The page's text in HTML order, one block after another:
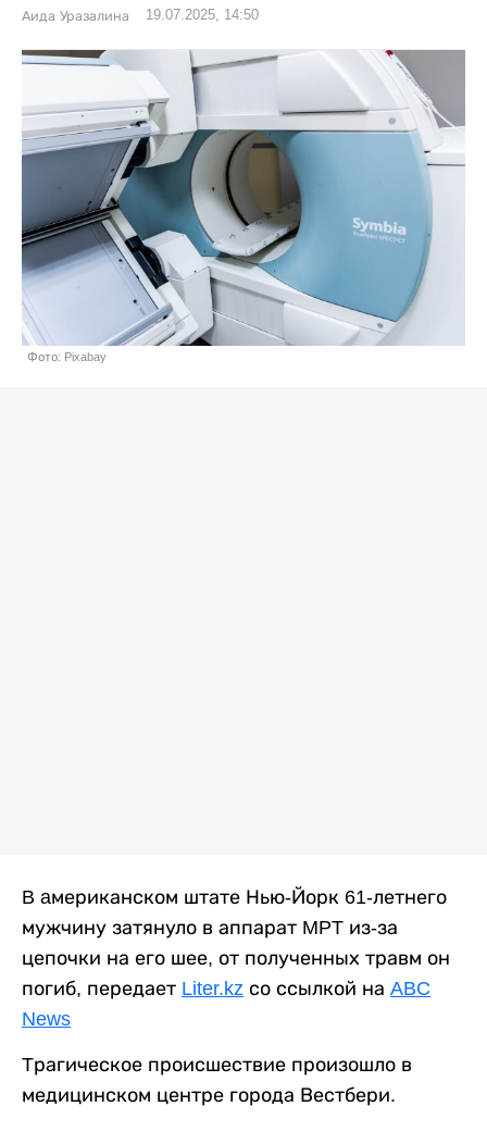
Аида Уразалина 19.07.2025, 14:50
Фото: Pixabay
B aмериканском штате Нью-Йорк 61-летнего
мужчину затянуло в аппарат MPT из-за
цепочки на его шее, от полученных травм он
погиб, передает Liter.kz со ссылкой на ABC
News
Tрагическое происшествие произошло в
медицинском центре города Вестбери.